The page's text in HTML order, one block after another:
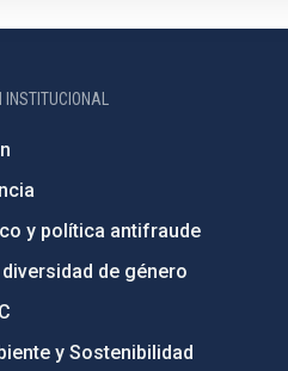
INSTITUCIONAL
y política antifraude
diversidad de género
y Sostenibilidad